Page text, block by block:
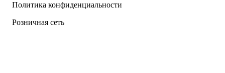
Политика конфиденциальности
Розничная сеть